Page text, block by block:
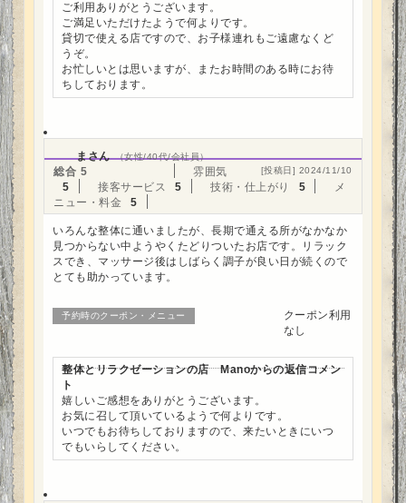
ご利用ありがとうございます。
ご満足いただけたようで何よりです。
貸切で使える店ですので、お子様連れもご遠慮なくど
うぞ。
お忙しいとは思いますが、またお時間のある時にお待
ちしております。
まさん （女性/40代/会社員）
[投稿日] 2024/11/10
総合 5
雰囲気
5
接客サービス 5 技術・仕上がり 5
メ
ニュー・料金
5
いろんな整体に通いましたが、長期で通える所がなかなか
見つからない中ようやくたどりついたお店です。リラック
スでき、マッサージ後はしばらく調子が良い日が続くので
とても助かっています。
予約時のクーポン・メニュー
クーポン利用
なし
整体とリラクゼーションの店 Manoからの返信コメン
ト
嬉しいご感想をありがとうございます。
お気に召して頂いているようで何よりです。
いつでもお待ちしておりますので、来たいときにいつ
でもいらしてください。